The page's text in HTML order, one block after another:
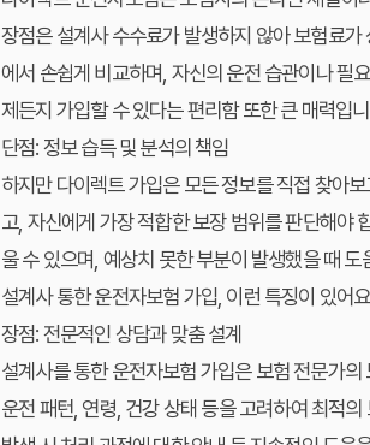
장점은 설계사 수수료가 발생하지 않아 보험료
에서 손쉽게 비교하며, 자신의 운전 습관이나 필
제든지 가입할 수 있다는 편리함 또한 큰 매력입
단점: 정보 습득 및 분석의 책임
하지만 다이렉트 가입은 모든 정보를 직접 찾아
고, 자신에게 가장 적합한 보장 범위를 판단해야
울 수 있으며, 예상치 못한 부분이 발생했을 때
설계사 통한 운전자보험 가입, 이런 특징이 있어요
장점: 전문적인 상담과 맞춤 설계
설계사를 통한 운전자보험 가입은 보험 전문가
운전 패턴, 연령, 건강 상태 등을 고려하여 최적